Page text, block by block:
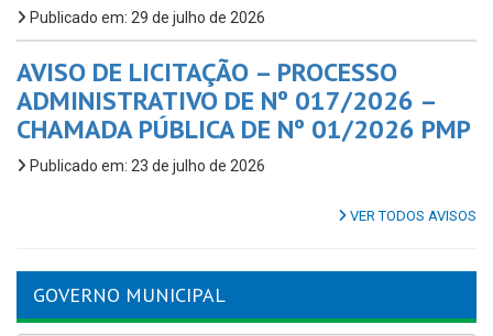
Publicado em: 29 de julho de 2026
AVISO DE LICITAÇÃO – PROCESSO
ADMINISTRATIVO DE Nº 017/2026 –
CHAMADA PÚBLICA DE Nº 01/2026 PMP
Publicado em: 23 de julho de 2026
VER TODOS AVISOS
GOVERNO MUNICIPAL